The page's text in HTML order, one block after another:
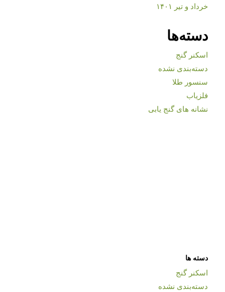
خرداد و تیر ۱۴۰۱
دسته‌ها
اسکنر گنج
دسته‌بندی نشده
سنسور طلا
فلزیاب
نشانه های گنج یابی
دسته ها
اسکنر گنج
دسته‌بندی نشده